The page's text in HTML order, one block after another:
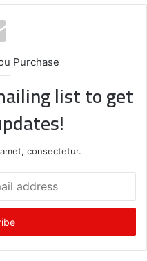
bo
Purchase
list to get
consectetur.